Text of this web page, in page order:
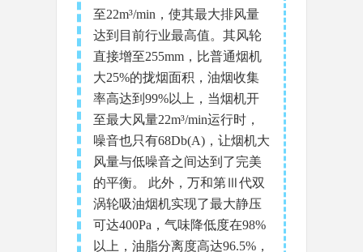
至22m³/min，使其最大排风量
达到目前行业最高值。其风轮
直接增至255mm，比普通烟机
大25%的拢烟面积，油烟收集
率高达到99%以上，当烟机开
至最大风量22m³/min运行时，
噪音也只有68Db(A)，让烟机大
风量与低噪音之间达到了完美
的平衡。 此外，万和第Ⅲ代双
涡轮吸油烟机实现了最大静压
可达400Pa，气味降低度在98%
以上，油脂分离度高达96.5%，